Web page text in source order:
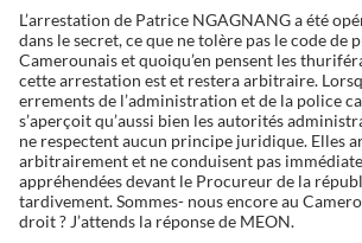
L’arrestation de Patrice NGAGNANG a été
dans le secret, ce que ne tolère pas le code de
Camerounais et quoiqu’en pensent les
cette arrestation est et restera arbitraire.
errements de l’administration et de la police
s’aperçoit qu’aussi bien les autorités
ne respectent aucun principe juridique. Elles
arbitrairement et ne conduisent pas
appréhendées devant le Procureur de la
tardivement. Sommes- nous encore au
droit ? J’attends la réponse de MEON.